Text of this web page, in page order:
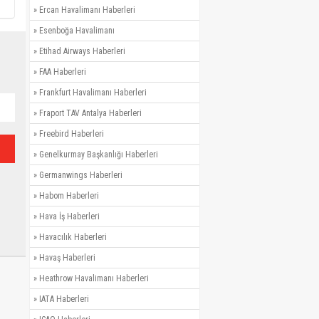
» Ercan Havalimanı Haberleri
» Esenboğa Havalimanı
» Etihad Airways Haberleri
» FAA Haberleri
» Frankfurt Havalimanı Haberleri
» Fraport TAV Antalya Haberleri
» Freebird Haberleri
» Genelkurmay Başkanlığı Haberleri
» Germanwings Haberleri
» Habom Haberleri
» Hava İş Haberleri
» Havacılık Haberleri
» Havaş Haberleri
» Heathrow Havalimanı Haberleri
» IATA Haberleri